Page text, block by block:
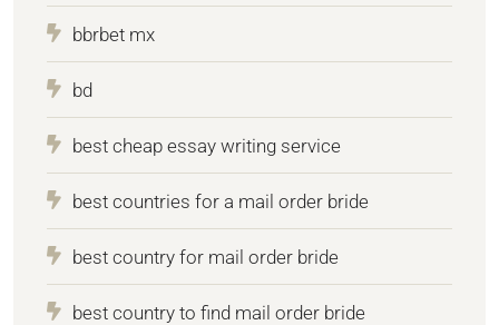
bbrbet mx
bd
best cheap essay writing service
best countries for a mail order bride
best country for mail order bride
best country to find mail order bride